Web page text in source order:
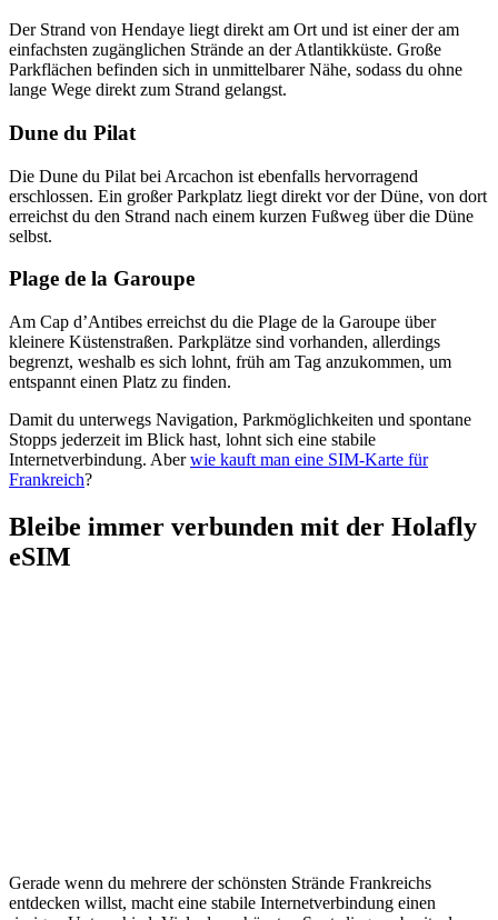
Der Strand von Hendaye liegt direkt am Ort und ist einer der am
einfachsten zugänglichen Strände an der Atlantikküste. Große
Parkflächen befinden sich in unmittelbarer Nähe, sodass du ohne
lange Wege direkt zum Strand gelangst.
Dune du Pilat
Die Dune du Pilat bei Arcachon ist ebenfalls hervorragend
erschlossen. Ein großer Parkplatz liegt direkt vor der Düne, von dort
erreichst du den Strand nach einem kurzen Fußweg über die Düne
selbst.
Plage de la Garoupe
Am Cap d’Antibes erreichst du die Plage de la Garoupe über
kleinere Küstenstraßen. Parkplätze sind vorhanden, allerdings
begrenzt, weshalb es sich lohnt, früh am Tag anzukommen, um
entspannt einen Platz zu finden.
Damit du unterwegs Navigation, Parkmöglichkeiten und spontane
Stopps jederzeit im Blick hast, lohnt sich eine stabile
Internetverbindung. Aberwie kauft man eine SIM-Karte für
Frankreich?
Bleibe immer verbunden mit der Holafly
eSIM
Gerade wenn du mehrere der schönsten Strände Frankreichs
entdecken willst, macht eine stabile Internetverbindung einen